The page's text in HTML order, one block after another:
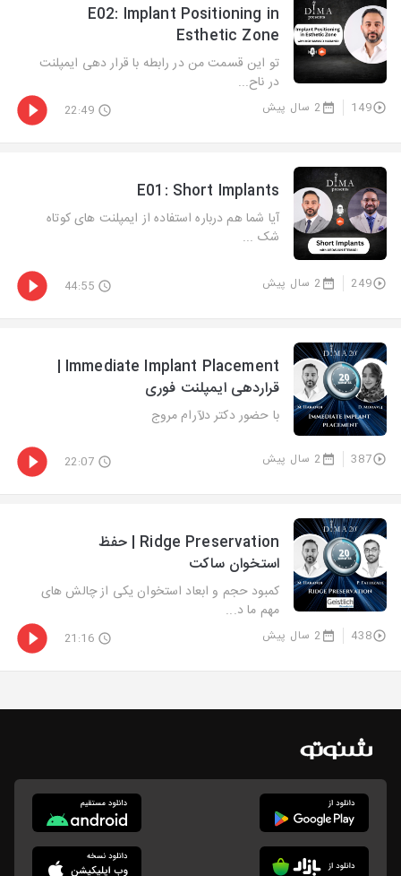
E02: Implant Positioning in
Esthetic Zone
تو این قسمت من در رابطه با قرار دهی ایمپلنت
در ناح...
149 2 سال پیش 22:49
E01: Short Implants
آیا شما هم درباره استفاده از ایمپلنت های کوتاه
شک ...
249 2 سال پیش 44:55
Immediate Implant Placement |
قراردهی ایمپلنت فوری
با حضور دکتر دلآرام مروج
387 2 سال پیش 22:07
Ridge Preservation | حفظ
استخوان ساکت
کمبود حجم و ابعاد استخوان یکی از چالش های
مهم ما د...
438 2 سال پیش 21:16